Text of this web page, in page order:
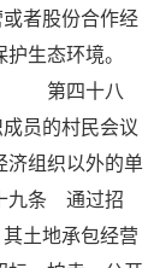
者股份合作经
生态环境。
。 第四十八
员的村民会议
组织以外的单
九条 通过招
土地承包经营